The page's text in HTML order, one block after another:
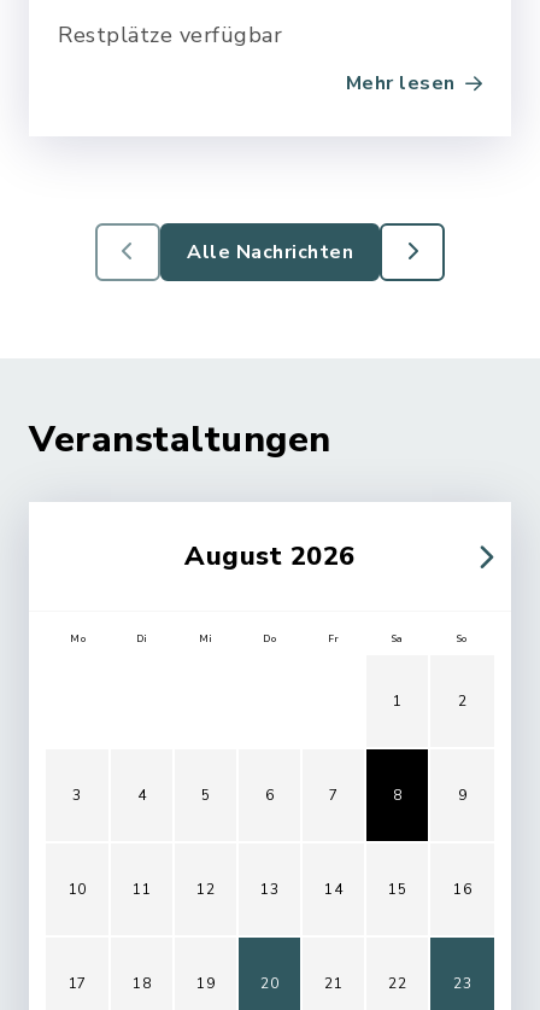
Restplätze verfügbar
Mehr lesen
Alle Nachrichten
Veranstaltungen
August 2026
Mo Di Mi Do Fr Sa So
1 2
3 4 5 6 7 8 9
10 11 12 13 14 15 16
17 18 19 20 21 22 23